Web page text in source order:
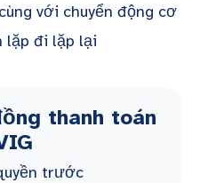
với chuyển động cơ
lặp đi lặp lại
thanh toán
trước